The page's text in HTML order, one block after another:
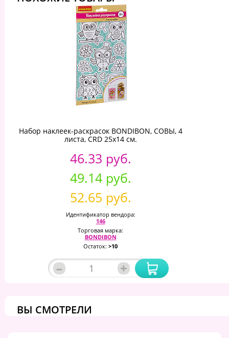
Набор наклеек-раскрасок BONDIBON, СОВЫ, 4
листа, CRD 25х14 см.
46.33 руб.
49.14 руб.
52.65 руб.
Идентификатор вендора:
146
Торговая марка:
BONDIBON
Остаток: >10
– +
ВЫ СМОТРЕЛИ